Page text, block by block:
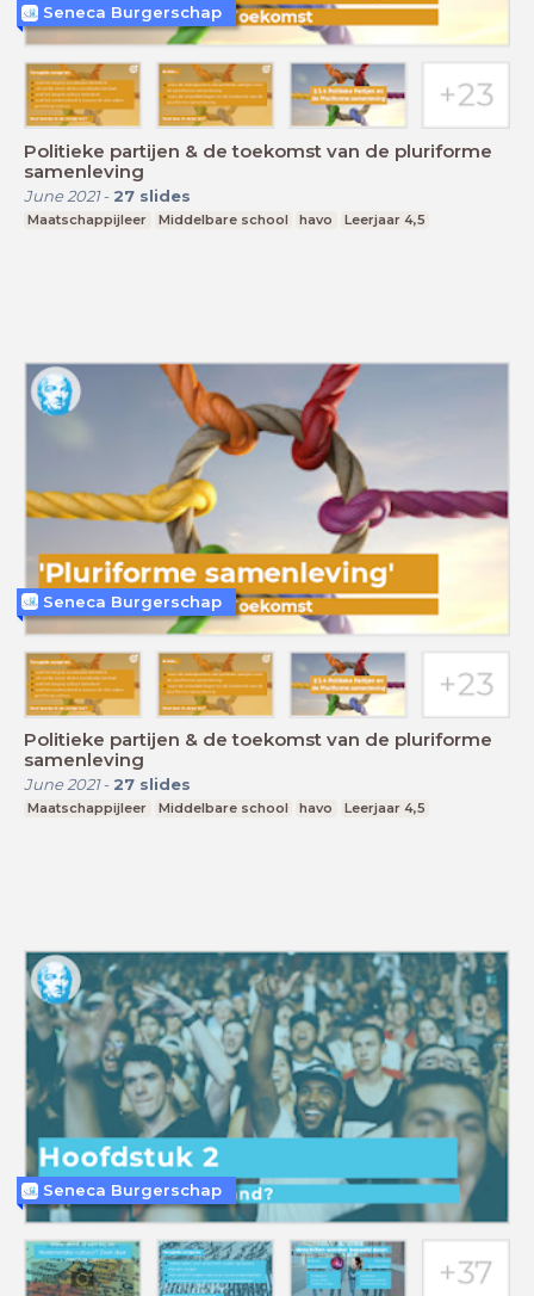
Politieke partijen & de toekomst van de pluriforme
samenleving
June 2021- 27 slides
Maatschappijleer Middelbare school havo Leerjaar 4,5
Seneca Burgerschap
Politieke partijen & de toekomst van de pluriforme
samenleving
June 2021- 27 slides
Maatschappijleer Middelbare school havo Leerjaar 4,5
Seneca Burgerschap
Seneca Burgerschap